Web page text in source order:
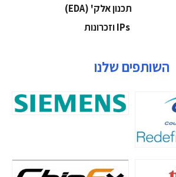
‫תכנון אלק' (‪(EDA‬‬
השותפים שלנו